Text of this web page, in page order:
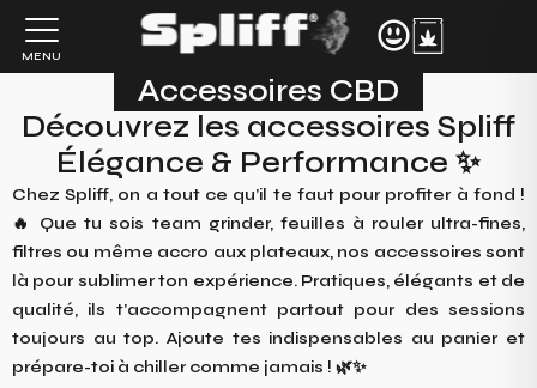
contenu
MENU
Accessoires CBD
Découvrez les accessoires Spliff
Élégance & Performance ✨
Chez Spliff, on a tout ce qu’il te faut pour profiter à fond !
🔥 Que tu sois team grinder, feuilles à rouler ultra-fines,
filtres ou même accro aux plateaux, nos accessoires sont
là pour sublimer ton expérience. Pratiques, élégants et de
qualité, ils t’accompagnent partout pour des sessions
toujours au top. Ajoute tes indispensables au panier et
prépare-toi à chiller comme jamais ! 🌿✨